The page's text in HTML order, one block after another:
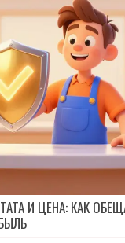
И ЦЕНА: КАК